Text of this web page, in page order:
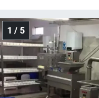
1 / 5 Gündem Özel
Günün görüntüsü
Haber